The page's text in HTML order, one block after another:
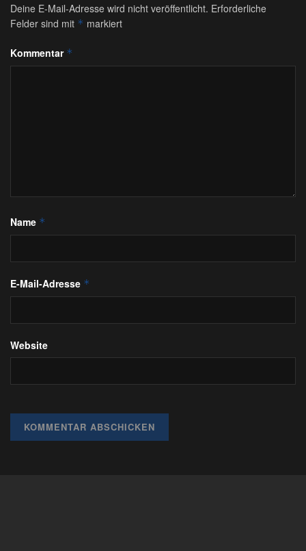
Deine E-Mail-Adresse wird nicht veröffentlicht. Erforderliche
Felder sind mit * markiert
Kommentar *
Name *
E-Mail-Adresse *
Website